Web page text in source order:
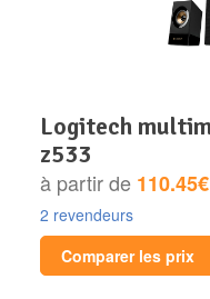
logitech multimedia speakers system
z533
à partir de 110.45€
2 revendeurs
Comparer les prix